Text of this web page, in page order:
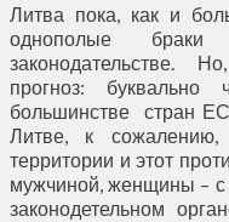
Литва пока, как и
однополые
законодательстве.
прогноз:
большинстве стран
Литве, к сожалению,
территории и этот
мужчиной, женщины –
законодетельном